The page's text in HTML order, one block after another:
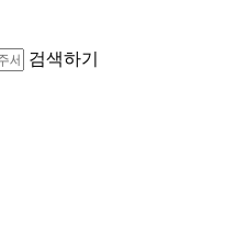
검색하기